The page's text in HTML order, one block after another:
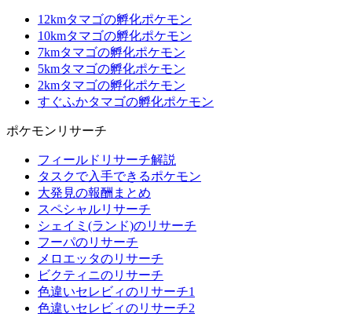
12kmタマゴの孵化ポケモン
10kmタマゴの孵化ポケモン
7kmタマゴの孵化ポケモン
5kmタマゴの孵化ポケモン
2kmタマゴの孵化ポケモン
すぐふかタマゴの孵化ポケモン
ポケモンリサーチ
フィールドリサーチ解説
タスクで入手できるポケモン
大発見の報酬まとめ
スペシャルリサーチ
シェイミ(ランド)のリサーチ
フーパのリサーチ
メロエッタのリサーチ
ビクティニのリサーチ
色違いセレビィのリサーチ1
色違いセレビィのリサーチ2